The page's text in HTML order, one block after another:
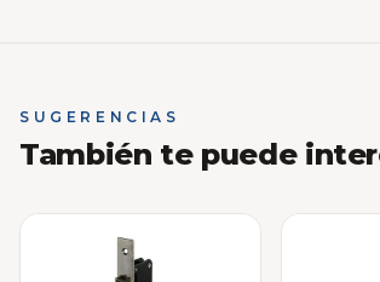
SUGERENCIAS
También te puede